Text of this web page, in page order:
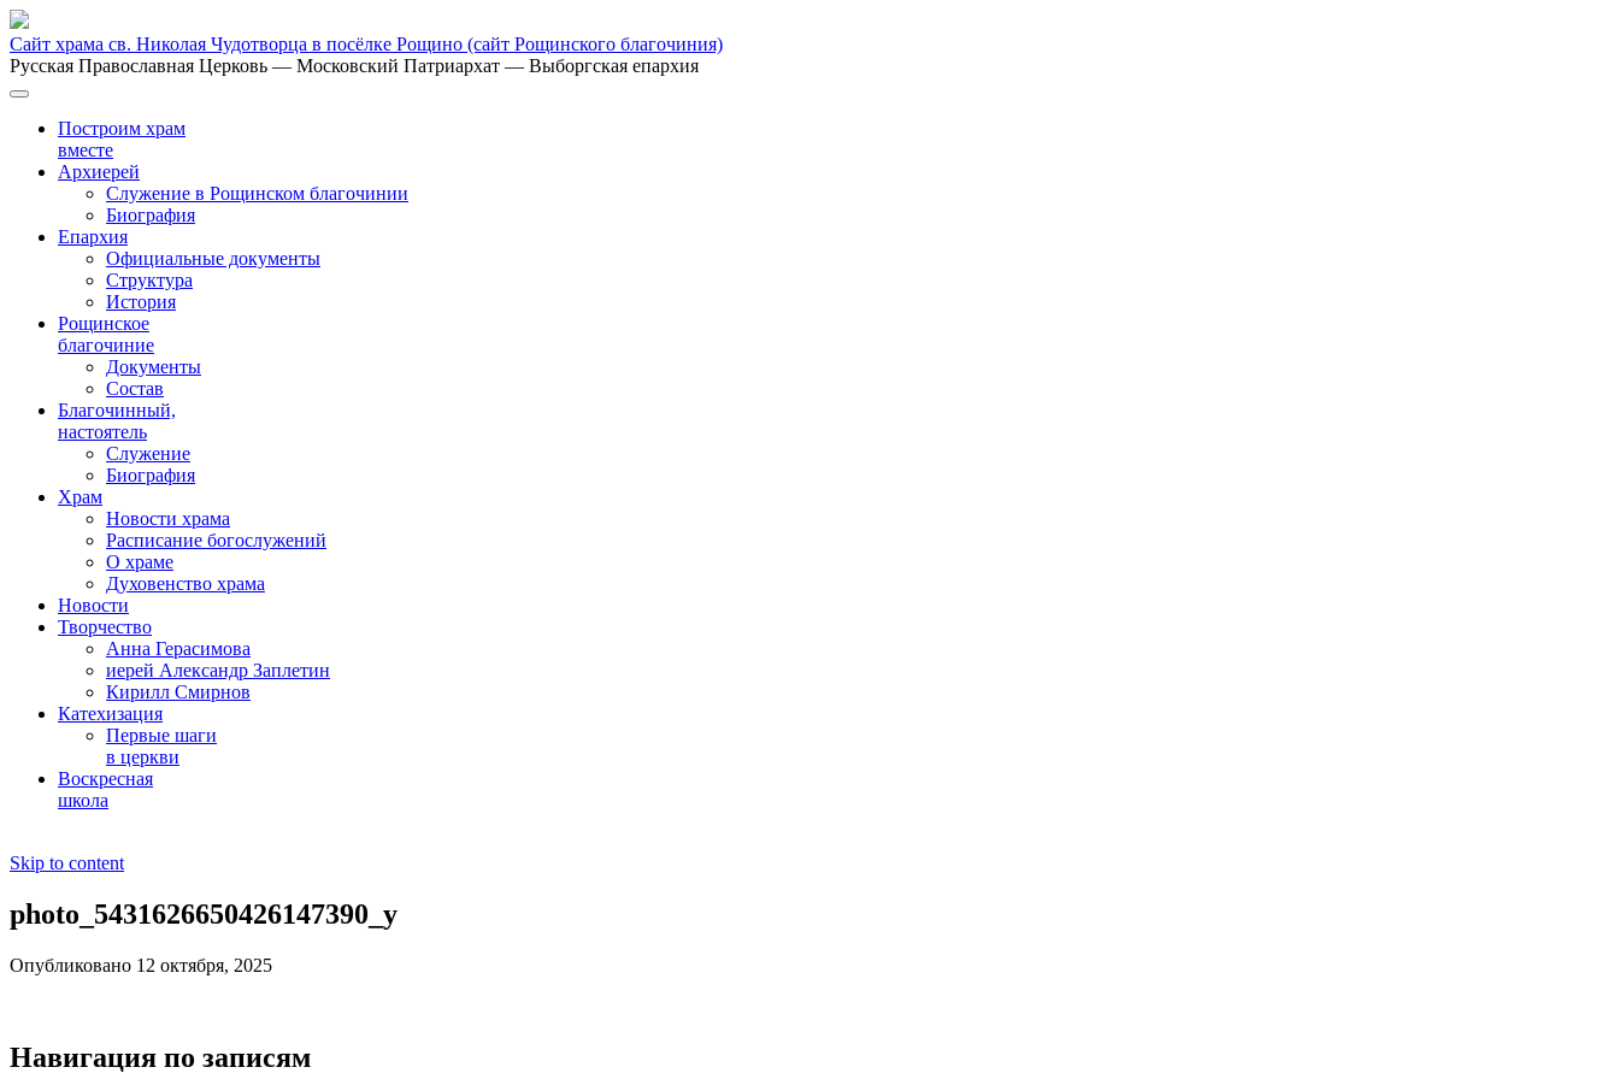
Сайт храма св. Николая Чудотворца в посёлке Рощино (сайт Рощинского благочиния)
Русская Православная Церковь — Московский Патриархат — Выборгская епархия
Построим храм
вместе
Архиерей
Служение в Рощинском благочинии
Биография
Епархия
Официальные документы
Структура
История
Рощинское
благочиние
Документы
Состав
Благочинный,
настоятель
Служение
Биография
Храм
Новости храма
Расписание богослужений
О храме
Духовенство храма
Новости
Творчество
Анна Герасимова
иерей Александр Заплетин
Кирилл Смирнов
Катехизация
Первые шаги
в церкви
Воскресная
школа
Skip to content
photo_5431626650426147390_y
Опубликовано 12 октября, 2025
Навигация по записям